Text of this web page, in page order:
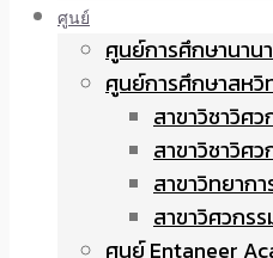
ศูนย์
ศูนย์การศึกษานาน
ศูนย์การศึกษาสหวิ
สาขาวิชาวิศ
สาขาวิชาวิศ
สาขาวิทยาก
สาขาวิศวกร
ศูนย์ Entaneer